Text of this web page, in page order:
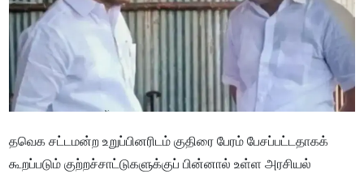
தவெக சட்டமன்ற உறுப்பினரிடம் குதிரை பேரம் பேசப்பட்டதாகக்
கூறப்படும் குற்றச்சாட்டுகளுக்குப் பின்னால் உள்ள அரசியல்